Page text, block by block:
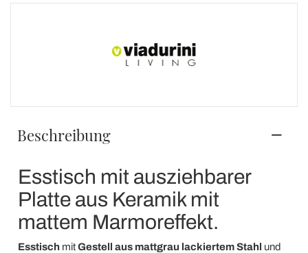
Beschreibung
Esstisch mit ausziehbarer
Platte aus Keramik mit
mattem Marmoreffekt.
Esstisch mitGestell aus mattgrau lackiertem Stahl und